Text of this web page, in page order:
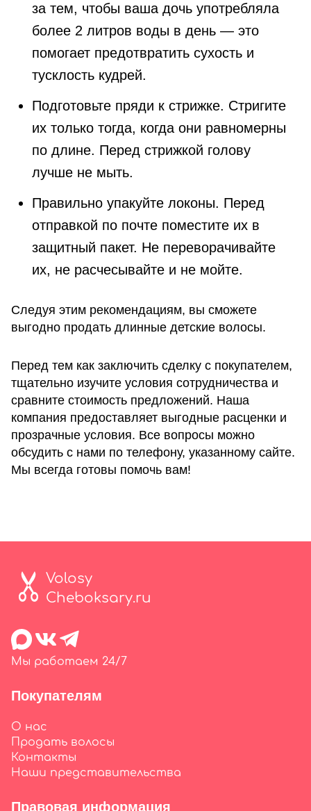
за тем, чтобы ваша дочь употребляла
более 2 литров воды в день — это
помогает предотвратить сухость и
тусклость кудрей.
Подготовьте пряди к стрижке. Стригите
их только тогда, когда они равномерны
по длине. Перед стрижкой голову
лучше не мыть.
Правильно упакуйте локоны. Перед
отправкой по почте поместите их в
защитный пакет. Не переворачивайте
их, не расчесывайте и не мойте.
Следуя этим рекомендациям, вы сможете
выгодно продать длинные детские волосы.
Перед тем как заключить сделку с покупателем,
тщательно изучите условия сотрудничества и
сравните стоимость предложений. Наша
компания предоставляет выгодные расценки и
прозрачные условия. Все вопросы можно
обсудить с нами по телефону, указанному сайте.
Мы всегда готовы помочь вам!
Volosy
Cheboksary.ru
Мы работаем 24/7
Покупателям
О нас
Продать волосы
Контакты
Наши представительства
Правовая информация